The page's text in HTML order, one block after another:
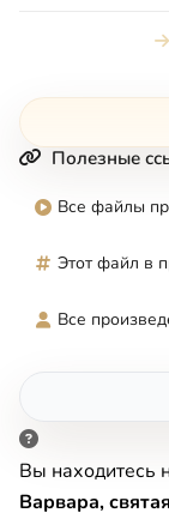
Полезные
Все файлы
Этот файл в
Все
Вы находитесь
Варвара,